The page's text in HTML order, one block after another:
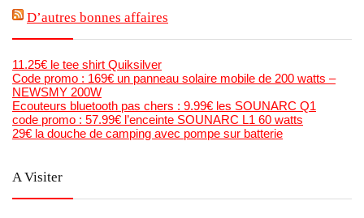
D’autres bonnes affaires
11.25€ le tee shirt Quiksilver
Code promo : 169€ un panneau solaire mobile de 200 watts –
NEWSMY 200W
Ecouteurs bluetooth pas chers : 9.99€ les SOUNARC Q1
code promo : 57.99€ l’enceinte SOUNARC L1 60 watts
29€ la douche de camping avec pompe sur batterie
A Visiter